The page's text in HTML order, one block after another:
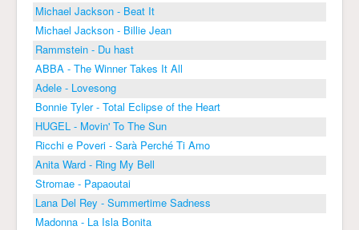
Michael Jackson - Beat It
Michael Jackson - Billie Jean
Rammstein - Du hast
ABBA - The Winner Takes It All
Adele - Lovesong
Bonnie Tyler - Total Eclipse of the Heart
HUGEL - Movin' To The Sun
Ricchi e Poveri - Sarà Perché Ti Amo
Anita Ward - Ring My Bell
Stromae - Papaoutai
Lana Del Rey - Summertime Sadness
Madonna - La Isla Bonita